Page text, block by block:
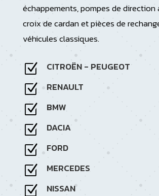
échappements, pompes de direction
croix de cardan et pièces de
véhicules classiques.
Z CITROËN - PEUGEOT
Z RENAULT
Z BMW
Z DACIA
Z FORD
Z MERCEDES
Z NISSAN